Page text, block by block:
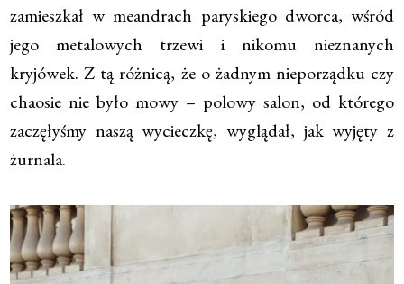
zamieszkał w meandrach paryskiego dworca, wśród
jego metalowych trzewi i nikomu nieznanych
kryjówek. Z tą różnicą, że o żadnym nieporządku czy
chaosie nie było mowy – polowy salon, od którego
zaczęłyśmy naszą wycieczkę, wyglądał, jak wyjęty z
żurnala.